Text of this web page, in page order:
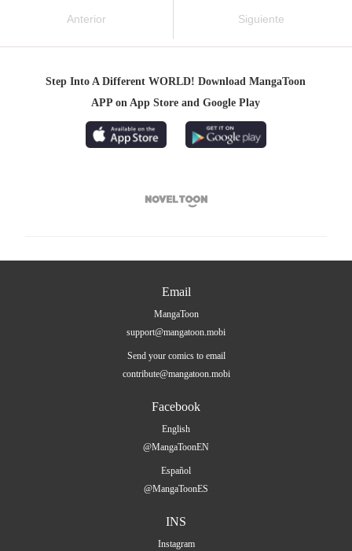
Anterior Siguiente
Step Into A Different WORLD! Download MangaToon
APP on App Store and Google Play

Email
MangaToon
support@mangatoon.mobi
Send your comics to email
contribute@mangatoon.mobi
Facebook
English
@MangaToonEN
Español
@MangaToonES
INS
Instagram